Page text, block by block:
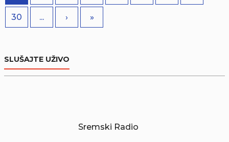
30 ... › »
SLUŠAJTE UŽIVO
Sremski Radio